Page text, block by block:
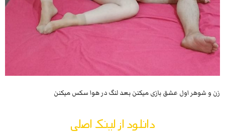
زن و شوهر اول عشق بازی میکنن بعد لنگ در هوا سکس میکنن
دانلود از لینک اصلی